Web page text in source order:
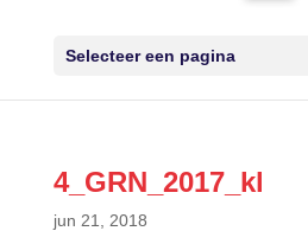
Selecteer een pagina
4_GRN_2017_kl
jun 21, 2018